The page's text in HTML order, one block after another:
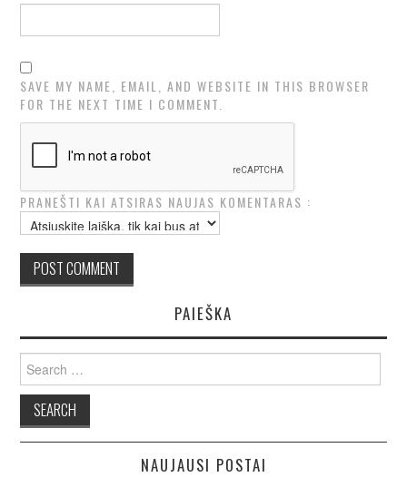
SAVE MY NAME, EMAIL, AND WEBSITE IN THIS BROWSER
FOR THE NEXT TIME I COMMENT.
PRANEŠTI KAI ATSIRAS NAUJAS KOMENTARAS :
PAIEŠKA
for:
NAUJAUSI POSTAI